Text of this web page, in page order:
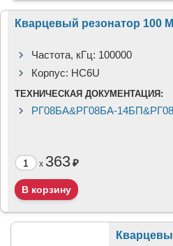
Кварцевый резонатор 100
Частота, кГц: 100000
Корпус: HC6U
ТЕХНИЧЕСКАЯ ДОКУМЕНТАЦИЯ:
РГ08БА&РГ08БА-
x 363₽